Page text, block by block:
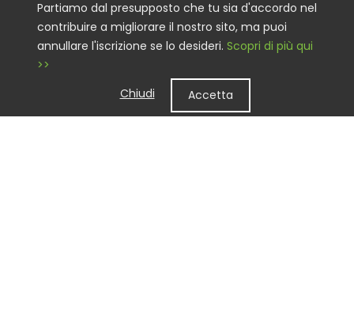
Partiamo dal presupposto che tu sia d'accordo nel
contribuire a migliorare il nostro sito, ma puoi
annullare l'iscrizione se lo desideri. Scopri di più qui
>>
Chiudi
Accetta